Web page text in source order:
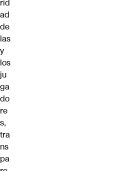
rid
ad
de
las
y
los
ju
ga
do
re
s,
tra
ns
pa